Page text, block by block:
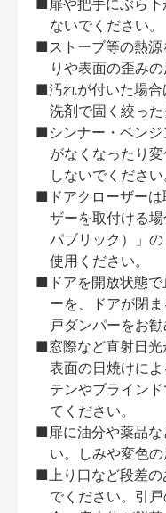
■扉や把手にぶら
ないでください。
■ストーブ等の熱源
りや表面の歪みの
■汚れが付いた場合
洗剤で固く絞った
■シンナー・ベンジ
がなくなったり
しないでください
■ドアクローザーは
ザーを取付ける
パブリック）」
使用ください。
■ドアを開放状態で
ーを、ドアが閉
戸ダンパーをお勧
■窓際など直射日光
表面の日焼けに
テンやブライン
てください。
■扉に油分や薬品な
い。しみや変色の
■上り口など段差の
でください。引